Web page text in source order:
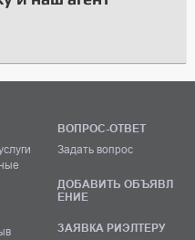
ВОПРОС-ОТВЕТ
Задать вопрос
ДОБАВИТЬ ОБЪЯВЛ
ЕНИЕ
ЗАЯВКА РИЭЛТЕРУ